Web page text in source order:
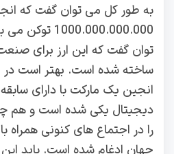
به طور کل می توان گفت که
توان گفت که این ارز برای
ساخته شده است. بهتر است در
انجین یک مارکت با دارای
دیجیتال یکی شده است و هم
جهان ادغام شده است. باید این